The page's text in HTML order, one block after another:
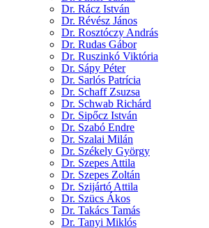
Dr. Rácz István
Dr. Révész János
Dr. Rosztóczy András
Dr. Rudas Gábor
Dr. Ruszinkó Viktória
Dr. Sápy Péter
Dr. Sarlós Patrícia
Dr. Schaff Zsuzsa
Dr. Schwab Richárd
Dr. Sipőcz István
Dr. Szabó Endre
Dr. Szalai Milán
Dr. Székely György
Dr. Szepes Attila
Dr. Szepes Zoltán
Dr. Szijártó Attila
Dr. Szücs Ákos
Dr. Takács Tamás
Dr. Tanyi Miklós